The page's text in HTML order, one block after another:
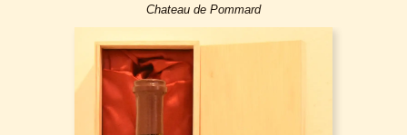
Chateau de Pommard